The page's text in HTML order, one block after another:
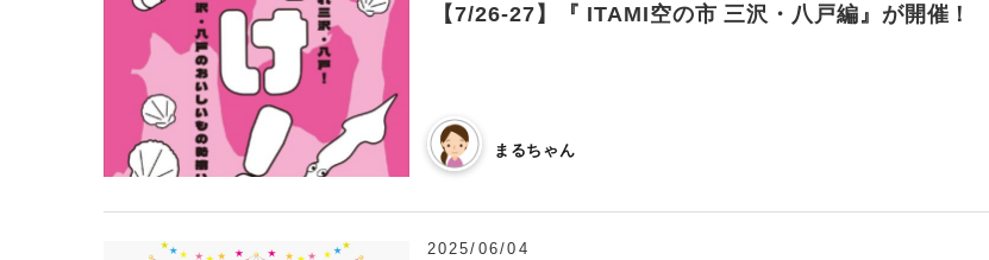
【7/26-27】『 ITAMI空の市 三沢・八戸編』が開催！
まるちゃん
2025/06/04